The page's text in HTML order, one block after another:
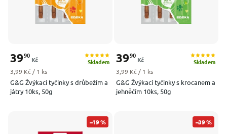
G&G Žvýkací tyčinky s drůbežím a
játry 10ks, 50g
Skladem
3990
Kč
Měrná cena:
3,99 Kč / 1 ks
G&G Žvýkací tyčinky s krocanem a
jehněčím 10ks, 50g
Skladem
3990
Kč
Měrná cena:
3,99 Kč / 1 ks
–19 % –39 %